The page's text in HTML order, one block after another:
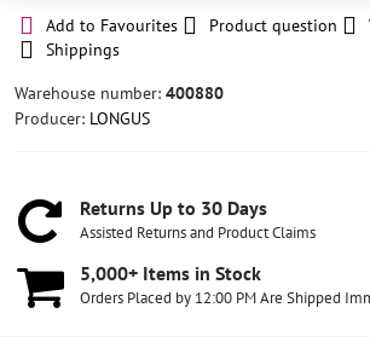
Add to Favourites Product question
Shippings
Warehouse number: 400880
Producer: LONGUS
Returns Up to 30 Days
Assisted Returns and Product Claims
5,000+ Items in Stock
Orders Placed by 12:00 PM Are Shipped